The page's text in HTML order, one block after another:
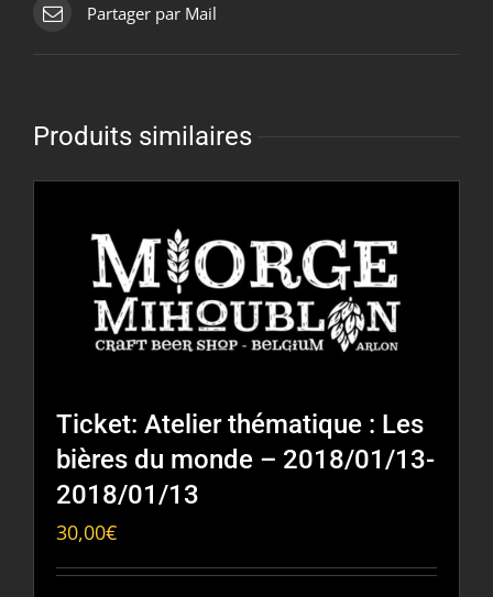
Partager par Mail
Produits similaires
Ticket: Atelier thématique : Les
bières du monde – 2018/01/13-
2018/01/13
30,00€